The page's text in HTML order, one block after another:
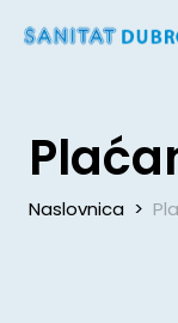
Naslovnica >